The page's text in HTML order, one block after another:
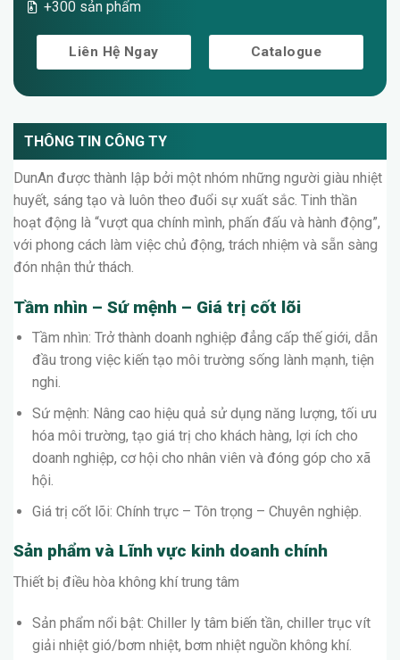
+300 sản phẩm
Liên Hệ Ngay Catalogue
THÔNG TIN CÔNG TY
DunAn được thành lập bởi một nhóm những người giàu nhiệt
huyết, sáng tạo và luôn theo đuổi sự xuất sắc. Tinh thần
hoạt động là “vượt qua chính mình, phấn đấu và hành động”,
với phong cách làm việc chủ động, trách nhiệm và sẵn sàng
đón nhận thử thách.
Tầm nhìn – Sứ mệnh – Giá trị cốt lõi
Tầm nhìn: Trở thành doanh nghiệp đẳng cấp thế giới, dẫn
đầu trong việc kiến tạo môi trường sống lành mạnh, tiện
nghi.
Sứ mệnh: Nâng cao hiệu quả sử dụng năng lượng, tối ưu
hóa môi trường, tạo giá trị cho khách hàng, lợi ích cho
doanh nghiệp, cơ hội cho nhân viên và đóng góp cho xã
hội.
Giá trị cốt lõi: Chính trực – Tôn trọng – Chuyên nghiệp.
Sản phẩm và Lĩnh vực kinh doanh chính
Thiết bị điều hòa không khí trung tâm
Sản phẩm nổi bật: Chiller ly tâm biến tần, chiller trục vít
giải nhiệt gió/bơm nhiệt, bơm nhiệt nguồn không khí.